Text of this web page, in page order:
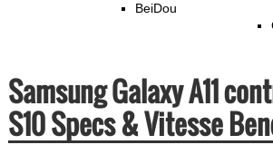
BeiDou
Samsung Galaxy A11
S10 Specs & Vitesse